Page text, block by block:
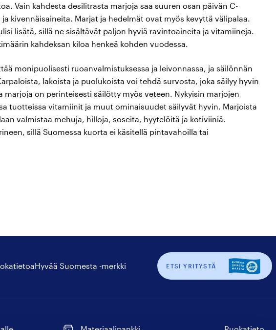
Vain kahdesta desilitrasta marjoja saa suuren osan päivän C-
kivennäisaineita. Marjat ja hedelmät ovat myös kevyttä välipalaa.
lisätä, sillä ne sisältävät paljon hyviä ravintoaineita ja vitamiineja.
kahdeksan kiloa henkeä kohden vuodessa.
monipuolisesti ruoanvalmistuksessa ja leivonnassa, ja säilönnän
lakoista ja puolukoista voi tehdä survosta, joka säilyy hyvin
marjoja on perinteisesti säilötty myös veteen. Nykyisin marjojen
tuotteissa vitamiinit ja muut ominaisuudet säilyvät hyvin. Marjoista
valmistaa mehuja, hilloja, soseita, hyytelöitä ja kotiviiniä.
sillä Suomessa kuorta ei käsitellä pintavahoilla tai
Hyvää Suomesta -merkki ETSI YRITYSTÄ